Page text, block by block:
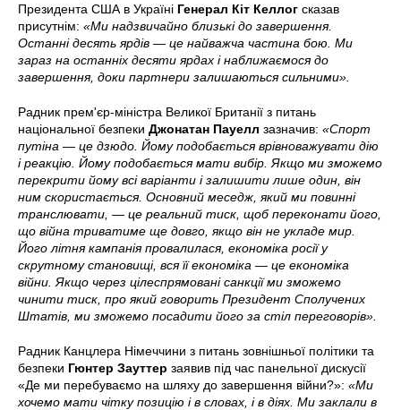
Президента США в Україні Генерал Кіт Келлог сказав
присутнім: «Ми надзвичайно близькі до завершення.
Останні десять ярдів — це найважча частина бою. Ми
зараз на останніх десяти ярдах і наближаємося до
завершення, доки партнери залишаються сильними».
Радник прем'єр-міністра Великої Британії з питань
національної безпеки Джонатан Пауелл зазначив: «Спорт
путіна — це дзюдо. Йому подобається врівноважувати дію
і реакцію. Йому подобається мати вибір. Якщо ми зможемо
перекрити йому всі варіанти і залишити лише один, він
ним скористається. Основний меседж, який ми повинні
транслювати, — це реальний тиск, щоб переконати його,
що війна триватиме ще довго, якщо він не укладе мир.
Його літня кампанія провалилася, економіка росії у
скрутному становищі, вся її економіка — це економіка
війни. Якщо через цілеспрямовані санкції ми зможемо
чинити тиск, про який говорить Президент Сполучених
Штатів, ми зможемо посадити його за стіл переговорів».
Радник Канцлера Німеччини з питань зовнішньої політики та
безпеки Гюнтер Зауттер заявив під час панельної дискусії
«Де ми перебуваємо на шляху до завершення війни?»: «Ми
хочемо мати чітку позицію і в словах, і в діях. Ми заклали в